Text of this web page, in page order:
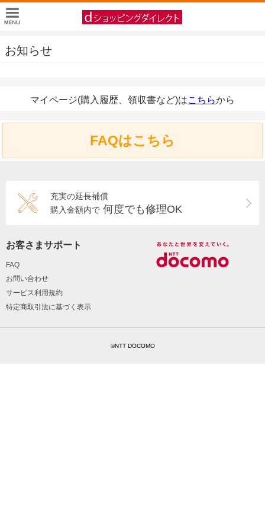
お知らせ
マイページ(購入履歴、領収書など)はこちらから
FAQはこちら
充実の延長補償
購入金額内で 何度でも修理OK
お客さまサポート
FAQ
お問い合わせ
サービス利用規約
特定商取引法に基づく表示
©NTT DOCOMO